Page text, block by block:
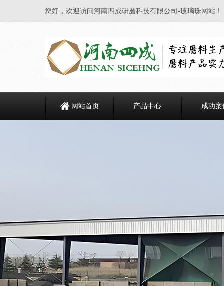
您好，欢迎访问河南四成研磨科技有限公司-玻璃珠网站！
网站首页 产品中心 成功案